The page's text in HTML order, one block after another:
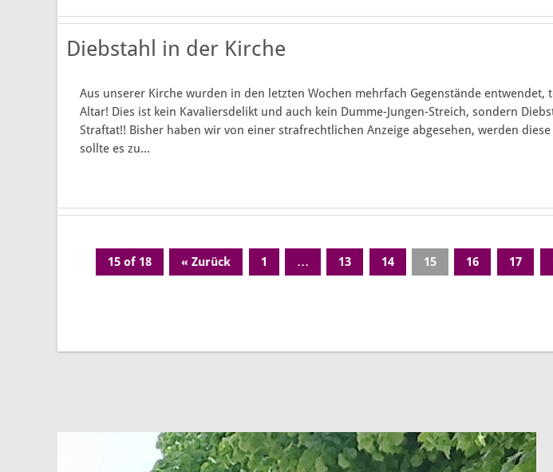
Diebstahl in der Kirche
Aus unserer Kirche wurden in den letzten Wochen mehrfach Gegenstände entwendet,
Altar! Dies ist kein Kavaliersdelikt und auch kein Dumme-Jungen-Streich, sondern
Straftat!! Bisher haben wir von einer strafrechtlichen Anzeige abgesehen, werden
sollte es zu...
15 of 18 « Zurück 1 … 13 14 15 16 17